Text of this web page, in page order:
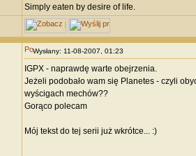
Simply eaten by desire of life.
Wysłany: 11-08-2007, 01:23
IGPX - naprawdę warte obejrzenia.
Jeżeli podobało wam się Planetes - czyli
wyścigach mechów??
Gorąco polecam
Mój tekst do tej serii już wkrótce... :)